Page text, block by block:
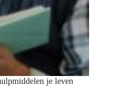
je leven